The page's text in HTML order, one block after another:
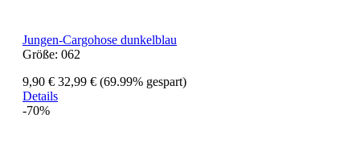
Jungen-Cargohose dunkelblau
Größe: 062
9,90 € 32,99 € (69.99% gespart)
Details
-70%